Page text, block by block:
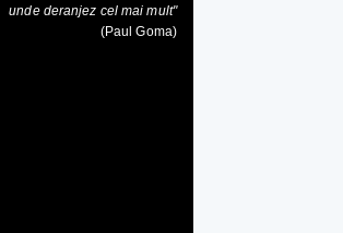
unde deranjez cel mai mult"
(Paul Goma)